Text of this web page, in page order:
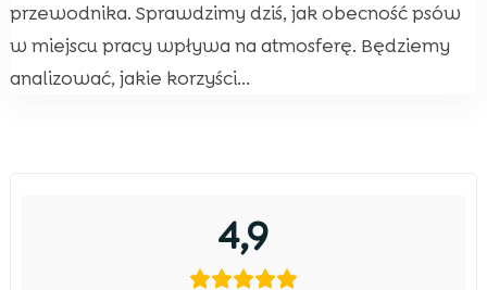
przewodnika. Sprawdzimy dziś, jak obecność psów
w miejscu pracy wpływa na atmosferę. Będziemy
analizować, jakie korzyści...
4,9